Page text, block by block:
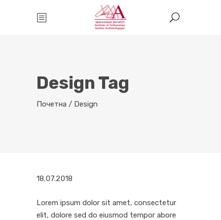
Design Tag
Почетна / Design
18.07.2018
Lorem ipsum dolor sit amet, consectetur
elit, dolore sed do eiusmod tempor abore